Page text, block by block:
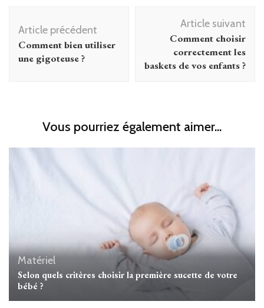
d'article
Article précédent
Comment bien utiliser
une gigoteuse ?
Article suivant
Comment choisir
correctement les
baskets de vos enfants ?
Vous pourriez également aimer...
Matériel
Selon quels critères choisir la première sucette de votre
bébé ?